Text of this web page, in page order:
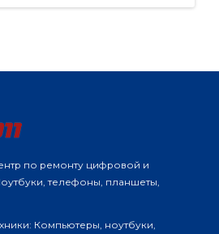
по ремонту цифровой и
телефоны, планшеты,
Компьютеры, ноутбуки,